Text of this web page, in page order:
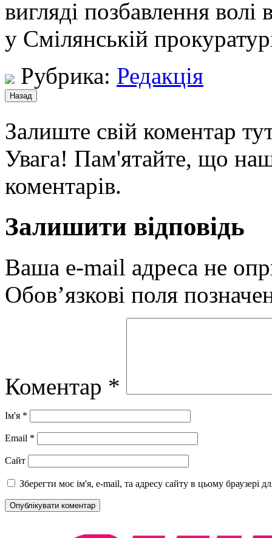
вигляді позбавлення
у Смілянській
Рубрика: Редакція
Залиште свій коментар
Увага! Пам'ятайте, що
коментарів.
Залишити відповідь
Ваша e-mail адреса не
Обов’язкові поля
Коментар *
Ім'я *
Email *
Сайт
Зберегти моє ім'я, e-mail, та адресу сайту в цьому браузері